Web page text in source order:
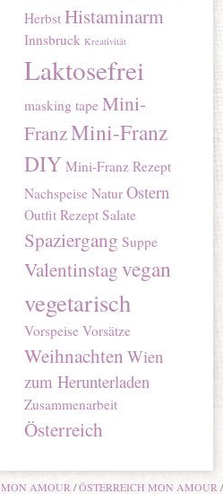
Herbst Histaminarm
Innsbruck Kreativität
Laktosefrei
masking tape Mini-
FranzMini-Franz
DIY Mini-Franz Rezept
Nachspeise Natur Ostern
Outfit Rezept Salate
Spaziergang Suppe
Valentinstagvegan
vegetarisch
Vorspeise Vorsätze
Weihnachten Wien
zum Herunterladen
Zusammenarbeit
Österreich
AMOUR ÖSTERREICH MON AMOUR